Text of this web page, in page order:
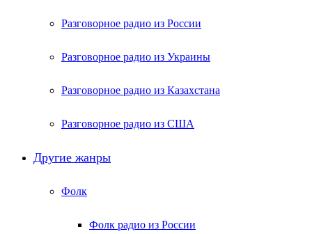
Разговорное радио из России
Разговорное радио из Украины
Разговорное радио из Казахстана
Разговорное радио из США
Другие жанры
Фолк
Фолк радио из России